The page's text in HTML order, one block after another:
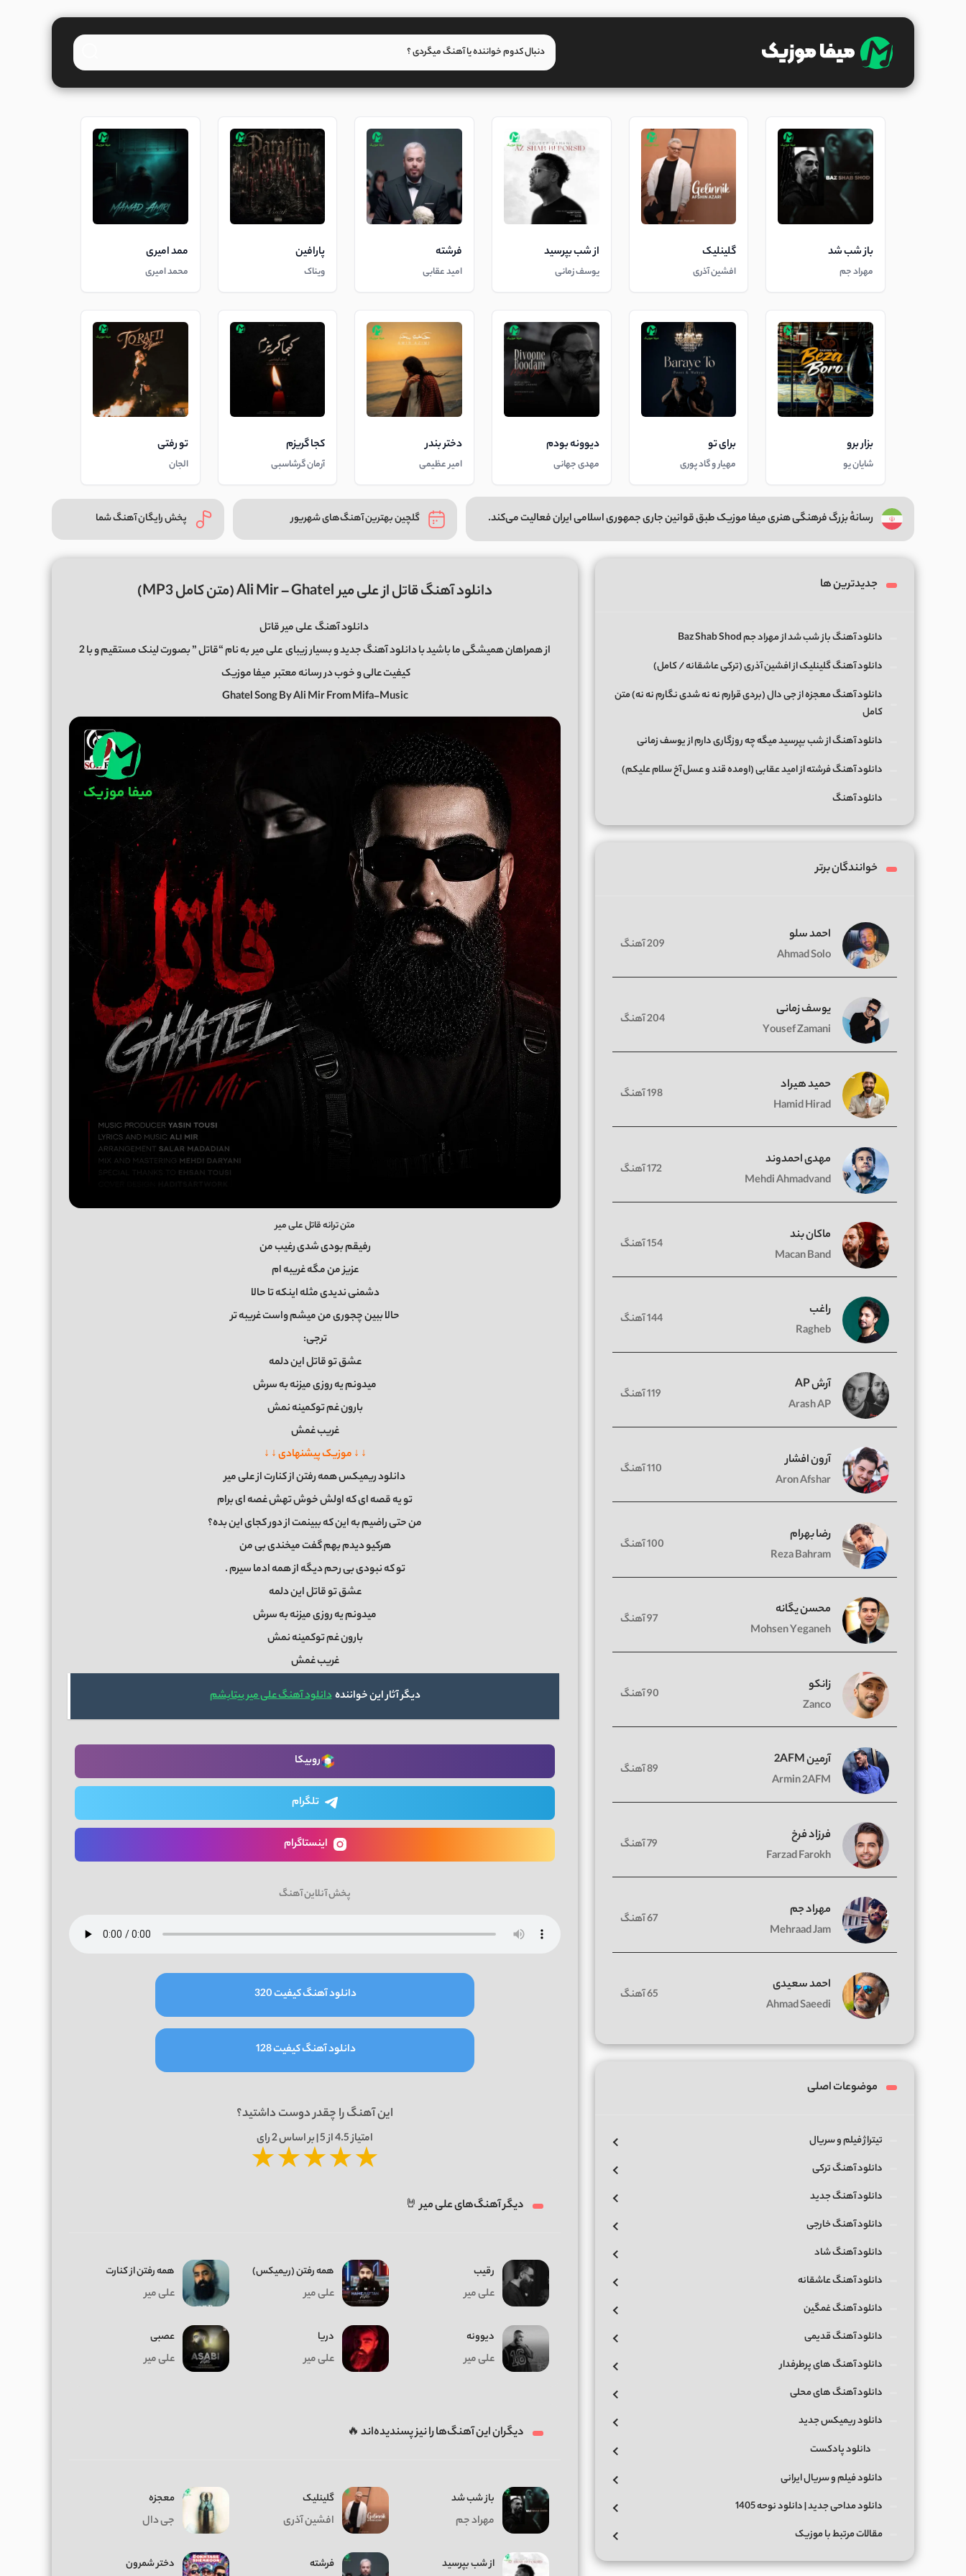
باز شب شد
مهراد جم
گلینلیک
افشین آذری
از شب بپرسید
یوسف زمانی
فرشته
امید عقابی
پارافین
ویناک
ممد امیری
محمد امیری
بزار برو
شایان یو
برای تو
مهیار و گاد پوری
دیوونه بودم
مهدی جهانی
دختر بندر
امیر عظیمی
کجا گریزم
آرمان گرشاسبی
تو رفتی
الجان
رسانهٔ بزرگ فرهنگی هنری میفا موزیک طبق قوانین جاری جمهوری اسلامی ایران فعالیت می‌کند. گلچین بهترین آهنگ‌های شهریور پخش رایگان آهنگ شما
دانلود آهنگ قاتل از علی میر Ali Mir – Ghatel (متن کامل MP3)
دانلود آهنگعلی میر قاتل
از همراهان همیشگی ما باشید با دانلود آهنگ جدید و بسیار زیبایعلی میر
به نام “قاتل ” بصورت لینک مستقیم و با 2
کیفیت عالی و خوب در رسانه معتبرمیفا موزیک
Ghatel Song By Ali Mir From Mifa-Music
متن ترانه قاتل علی میر
رفیقم بودی شدی رغیب من
عزیز من مگه غریبه ام
دشمنی ندیدی مثله اینکه تا حالا
حالا ببین چجوری من میشم واست غریبه تر
ترجی:
عشق تو قاتل این دلمه
میدونم یه روزی میزنه به سرش
بارون غم تو‌کمینه نمش
غریب غمش‌
↓ ↓ موزیک پیشنهادی ↓ ↓
دانلود ریمیکس همه رفتن از کنارت از علی میر
تو یه قصه ای که اولش خوش تهش غصه ای برام
من حتی راضیم به این که ببینمت از دور کجای این بده؟
هرکیو دیدم بهم گفت میخندی بی من
تو که نبودی بی رحم دیگه از همه ادما سیرم .
عشق تو قاتل این دلمه
میدونم یه روزی میزنه به سرش
بارون غم تو‌کمینه نمش
غریب غمش‌
دیگر آثار این خوانندهدانلود آهنگ علی میر بیتابشم
روبیکا
تلگرام
اینستاگرام
پخش آنلاین آهنگ
دانلود آهنگ کیفیت 320
دانلود آهنگ کیفیت 128
این آهنگ را چقدر دوست داشتید؟
امتیاز4.5از 5 | بر اساس 2رای
★★★★★
دیگر آهنگ‌های علی میر 🤘
رقیب
علی میر
همه رفتن (ریمیکس)
علی میر
همه رفتن از کنارت
علی میر
دیوونه
علی میر
دریا
علی میر
عصبی
علی میر
دیگران این آهنگ‌ها را نیز پسندیده‌اند 🔥
باز شب شد
مهراد جم
گلینلیک
افشین آذری
معجزه
جی دال
از شب بپرسید فرشته دختر شمرون
جدیدترین ها
دانلود آهنگ باز شب شد از مهراد جم Baz Shab Shod
دانلود آهنگ گلینلیک از افشین آذری (ترکی عاشقانه / کامل)
دانلود آهنگ معجزه از جی دال (بردی قرارم نه نه شدی نگارم نه نه) متن
کامل
دانلود آهنگ از شب بپرسید میگه چه روزگاری دارم از یوسف زمانی
دانلود آهنگ فرشته از امید عقابی (اومده قند و عسل آخ سلام علیکم)
دانلود آهنگ
خوانندگان برتر
احمد سلو
Ahmad Solo
209 آهنگ
یوسف زمانی
Yousef Zamani
204 آهنگ
حمید هیراد
Hamid Hirad
198 آهنگ
مهدی احمدوند
Mehdi Ahmadvand
172 آهنگ
ماکان بند
Macan Band
154 آهنگ
راغب
Ragheb
144 آهنگ
آرش AP
Arash AP
119 آهنگ
آرون افشار
Aron Afshar
110 آهنگ
رضا بهرام
Reza Bahram
100 آهنگ
محسن یگانه
Mohsen Yeganeh
97 آهنگ
زانکو
Zanco
90 آهنگ
آرمین 2AFM
Armin 2AFM
89 آهنگ
فرزاد فرخ
Farzad Farokh
79 آهنگ
مهراد جم
Mehraad Jam
67 آهنگ
احمد سعیدی
Ahmad Saeedi
65 آهنگ
موضوعات اصلی
تیتراژ فیلم و سریال
دانلود آهنگ ترکی
دانلود آهنگ جدید
دانلود آهنگ خارجی
دانلود آهنگ شاد
دانلود آهنگ عاشقانه
دانلود آهنگ غمگین
دانلود آهنگ قدیمی
دانلود آهنگ های پرطرفدار
دانلود آهنگ های محلی
دانلود ریمیکس جدید
دانلود پادکست
دانلود فیلم و سریال ایرانی
دانلود مداحی جدید | دانلود نوحه 1405
مقالات مرتبط با موزیک